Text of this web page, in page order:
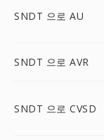
SNDT 으로 AU
SNDT 으로 AVR
SNDT 으로 CVSD